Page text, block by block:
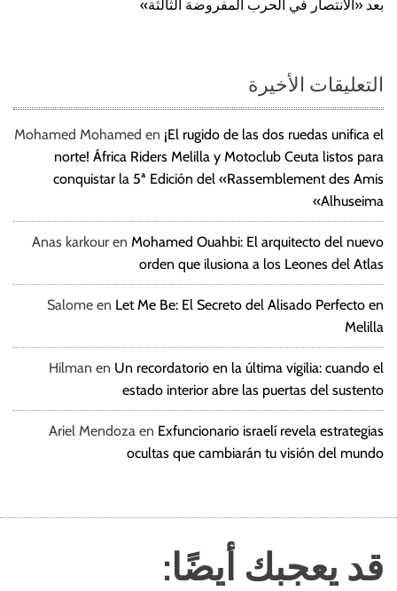
بعد «الانتصار في الحرب المفروضة الثالثة»
التعليقات الأخيرة
Mohamed Mohamed en ¡El rugido de las dos ruedas unifica el
norte! África Riders Melilla y Motoclub Ceuta listos para
conquistar la 5ª Edición del «Rassemblement des Amis
Alhuseima»
Anas karkour en Mohamed Ouahbi: El arquitecto del nuevo
orden que ilusiona a los Leones del Atlas
Salome en Let Me Be: El Secreto del Alisado Perfecto en
Melilla
Hilman en Un recordatorio en la última vigilia: cuando el
estado interior abre las puertas del sustento
Ariel Mendoza en Exfuncionario israelí revela estrategias
ocultas que cambiarán tu visión del mundo
قد يعجبك أيضًا: